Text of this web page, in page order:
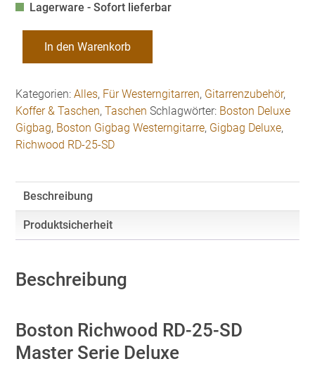
Lagerware - Sofort lieferbar
Richwood
Gigbag
Westerngitarre
Menge
In den Warenkorb
Kategorien:Alles, Für Westerngitarren, Gitarrenzubehör,
Koffer & Taschen,Taschen Schlagwörter: Boston Deluxe
Gigbag, Boston Gigbag Westerngitarre, Gigbag Deluxe,
Richwood RD-25-SD
Beschreibung
Produktsicherheit
Beschreibung
Boston Richwood RD-25-SD
Master Serie Deluxe